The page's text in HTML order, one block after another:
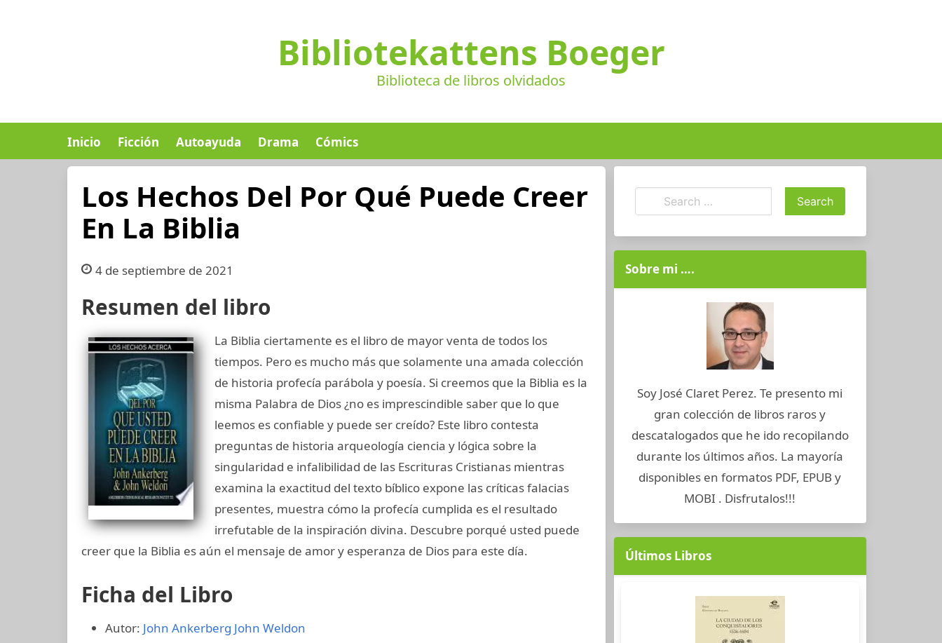
Bibliotekattens Boeger
Biblioteca de libros olvidados
Inicio Ficción Autoayuda Drama Cómics
Los Hechos Del Por Qué Puede Creer
En La Biblia
4 de septiembre de 2021
Resumen del libro
La Biblia ciertamente es el libro de mayor venta de todos los
tiempos. Pero es mucho más que solamente una amada colección
de historia profecía parábola y poesía. Si creemos que la Biblia es la
misma Palabra de Dios ¿no es imprescindible saber que lo que
leemos es confiable y puede ser creído? Este libro contesta
preguntas de historia arqueología ciencia y lógica sobre la
singularidad e infalibilidad de las Escrituras Cristianas mientras
examina la exactitud del texto bíblico expone las críticas falacias
presentes, muestra cómo la profecía cumplida es el resultado
irrefutable de la inspiración divina. Descubre porqué usted puede
creer que la Biblia es aún el mensaje de amor y esperanza de Dios para este día.
Ficha del Libro
Autor: John Ankerberg John Weldon
Sobre mi ….
Soy José Claret Perez. Te presento mi
gran colección de libros raros y
descatalogados que he ido recopilando
durante los últimos años. La mayoría
disponibles en formatos PDF, EPUB y
MOBI . Disfrutalos!!!
Últimos Libros